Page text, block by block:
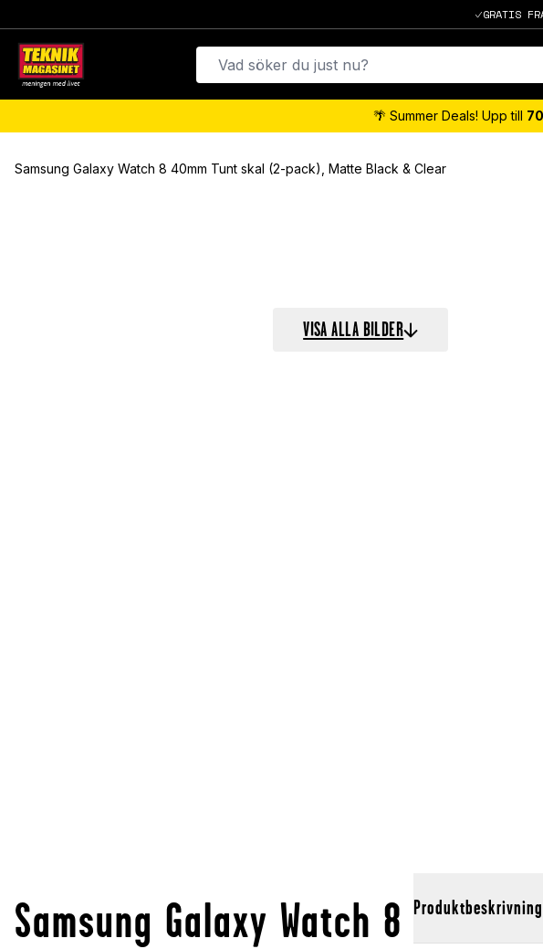
GRATIS
🌴 Summer Deals! Upp till
Samsung Galaxy Watch 8 40mm Tunt skal (2-pack), Matte Black & Clear
VISA ALLA BILDER
Samsung Galaxy Watch 8
Produktbeskrivning